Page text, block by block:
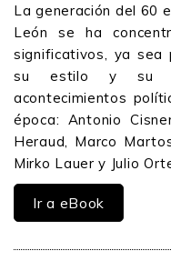
La generación del 60
León se ha
significativos, ya sea
su estilo y su
acontecimientos
época: Antonio
Heraud, Marco
Mirko Lauer y Julio
Ir a eBook